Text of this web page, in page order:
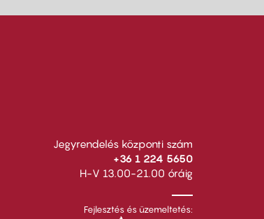
Jegyrendelés központi szám
+36 1 224 5650
H-V 13.00-21.00 óráig
Fejlesztés és üzemeltetés: